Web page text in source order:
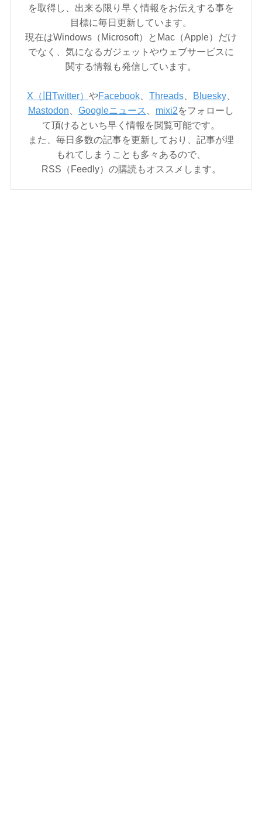
を取得し、出来る限り早く情報をお伝えする事を
目標に毎日更新しています。
現在はWindows（Microsoft）とMac（Apple）だけ
でなく、気になるガジェットやウェブサービスに
関する情報も発信しています。
X（旧Twitter） やFacebook、 Threads、 Bluesky、
Mastodon
Googleニュース mixi2をフォローし
て頂けるといち早く情報を閲覧可能です。
また、毎日多数の記事を更新しており、記事が埋
もれてしまうことも多々あるので、
RSS（Feedly）の購読もオススメします。